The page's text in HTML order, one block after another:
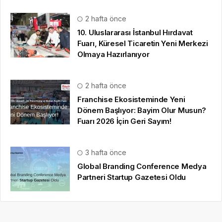
2 hafta önce
10. Uluslararası İstanbul Hırdavat
Fuarı, Küresel Ticaretin Yeni Merkezi
Olmaya Hazırlanıyor
2 hafta önce
Franchise Ekosisteminde Yeni
Dönem Başlıyor: Bayim Olur Musun?
Fuarı 2026 İçin Geri Sayım!
3 hafta önce
Global Branding Conference Medya
Partneri Startup Gazetesi Oldu